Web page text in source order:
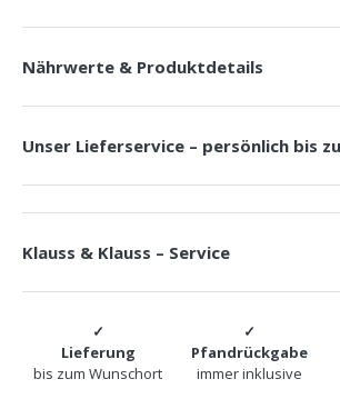
Nährwerte & Produktdetails
Unser Lieferservice – persönlich bis
Klauss & Klauss – Service
Lieferung
bis zum Wunschort
Pfandrückgabe
immer inklusive